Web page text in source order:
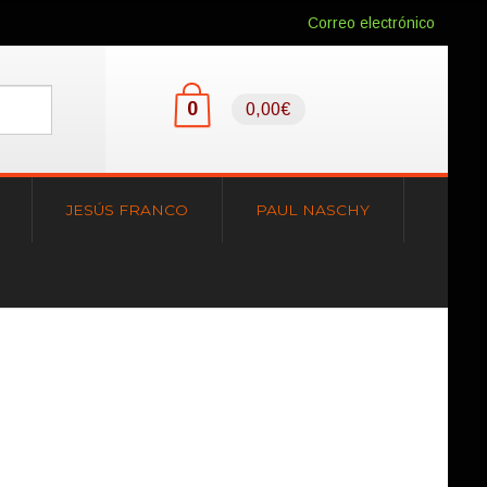
Correo electrónico
0 0,00€
JESÚS FRANCO PAUL NASCHY